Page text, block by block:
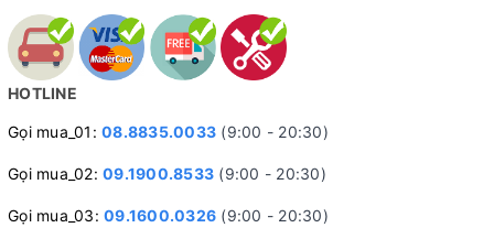
HOTLINE
Gọi mua_01: 08.8835.0033 (9:00 - 20:30)
Gọi mua_02: 09.1900.8533 (9:00 - 20:30)
Gọi mua_03: 09.1600.0326 (9:00 - 20:30)